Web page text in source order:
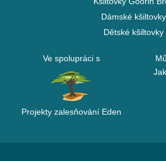
Dámské kšiltovky
Dětské kšiltovky
Ve spolupráci s
Projekty zalesňování Eden